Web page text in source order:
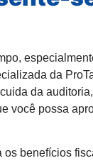
da
da
você possa
benefícios